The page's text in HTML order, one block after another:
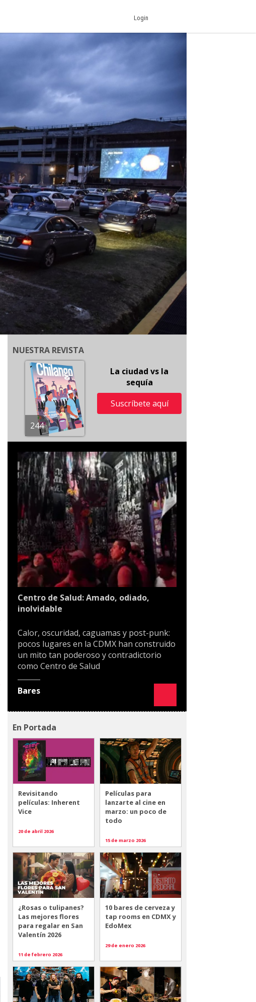
Login
NUESTRA REVISTA
244
La ciudad vs la
sequía
Suscríbete aquí
Centro de Salud: Amado, odiado,
inolvidable
Calor, oscuridad, caguamas y post-punk:
pocos lugares en la CDMX han construido
un mito tan poderoso y contradictorio
como Centro de Salud
Bares
En Portada
Revisitando
películas: Inherent
Vice
20 de abril 2026
Películas para
lanzarte al cine en
marzo: un poco de
todo
15 de marzo 2026
¿Rosas o tulipanes?
Las mejores flores
para regalar en San
Valentín 2026
11 de febrero 2026
10 bares de cerveza y
tap rooms en CDMX y
EdoMex
29 de enero 2026